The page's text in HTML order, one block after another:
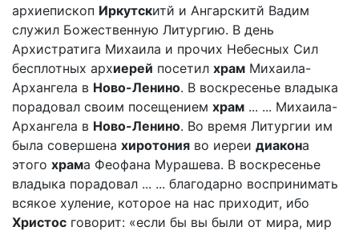
архиепископ Иркутскитй и Ангарскитй Вадим
служил Божественную Литургию. В день
Архистратига Михаила и прочих Небесных Сил
бесплотных архиерей посетил храм Михаила-
Архангела в Ново-Ленино. В воскресенье владыка
порадовал своим посещением храм ... ... Михаила-
Архангела в Ново-Ленино. Во время Литургии им
была совершена хиротония во иереи диакона
этого храма Феофана Мурашева. В воскресенье
владыка порадовал ... ... благодарно воспринимать
всякое хуление, которое на нас приходит, ибо
Христос говорит: «если бы вы были от мира, мир